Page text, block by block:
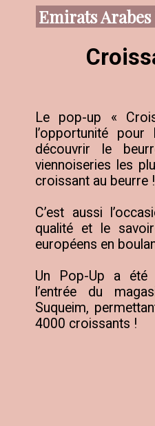
Emirats
Le pop-up «
l’opportunité
découvrir le
viennoiseries les
croissant au beurre !
C’est aussi
qualité et le
européens en
Un Pop-Up a été
l’entrée du
Suqueim,
4000 croissants !